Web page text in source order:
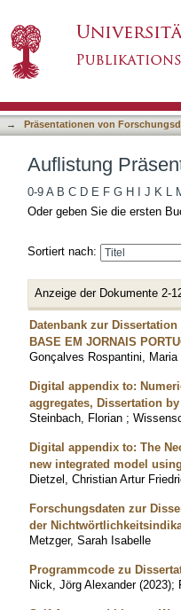
→ Präsentationen von
Auflistung
0-9 A B C D E F G H J K L
Oder geben Sie die ersten
Sortiert nach:
Anzeige der Dokumente 2-
Datenbank zur Dissertation
BASE EM JORNAIS
Gonçalves Rospantini, Maria
Digital appendix to:
aggregates, Dissertation
Steinbach, Florian ;
Digital appendix to: The
new integrated model
Dietzel, Christian Artur
Forschungsdaten zur
der
Metzger, Sarah Isabelle
Programmcode zu
Nick, Jörg Alexander (2023);